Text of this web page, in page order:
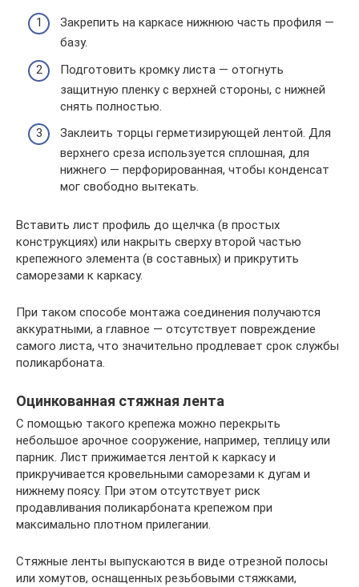
Закрепить на каркасе нижнюю часть профиля —
базу.
Подготовить кромку листа — отогнуть
защитную пленку с верхней стороны, с нижней
снять полностью.
Заклеить торцы герметизирующей лентой. Для
верхнего среза используется сплошная, для
нижнего — перфорированная, чтобы конденсат
мог свободно вытекать.
Вставить лист профиль до щелчка (в простых
конструкциях) или накрыть сверху второй частью
крепежного элемента (в составных) и прикрутить
саморезами к каркасу.
При таком способе монтажа соединения получаются
аккуратными, а главное — отсутствует повреждение
самого листа, что значительно продлевает срок службы
поликарбоната.
Оцинкованная стяжная лента
С помощью такого крепежа можно перекрыть
небольшое арочное сооружение, например, теплицу или
парник. Лист прижимается лентой к каркасу и
прикручивается кровельными саморезами к дугам и
нижнему поясу. При этом отсутствует риск
продавливания поликарбоната крепежом при
максимально плотном прилегании.
Стяжные ленты выпускаются в виде отрезной полосы
или хомутов, оснащенных резьбовыми стяжками,